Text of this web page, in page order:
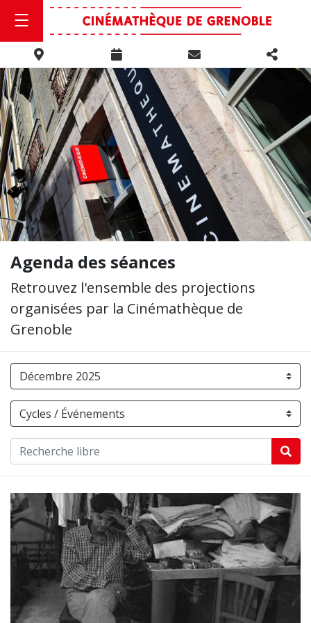
Agenda des séances
Retrouvez l'ensemble des projections
organisées par la Cinémathèque de
Grenoble